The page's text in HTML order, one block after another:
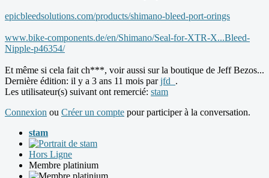
epicbleedsolutions.com/products/shimano-bleed-port-orings
www.bike-components.de/en/Shimano/Seal-for-XTR-X...Bleed-
Nipple-p46354/
Et même si cela fait ch***, voir aussi sur la boutique de Jeff Bezos...
Dernière édition: il y a 3 ans 11 mois parjfd_ .
Les utilisateur(s) suivant ont remercié: stam
Connexion ou Créer un compte pour participer à la conversation.
stam
Hors Ligne
Membre platinium